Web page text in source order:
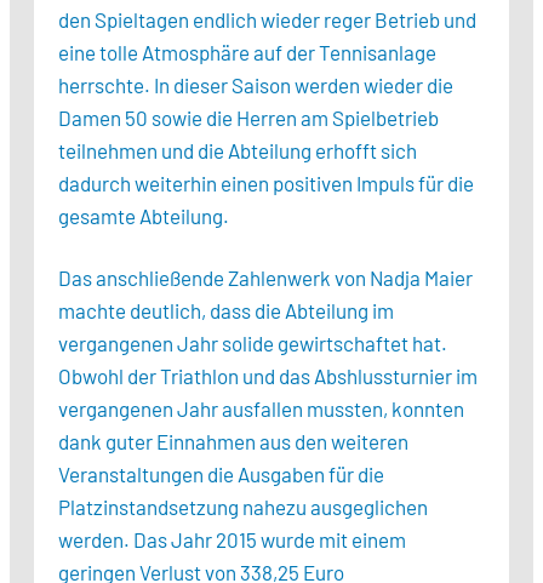
den Spieltagen endlich wieder reger Betrieb und
eine tolle Atmosphäre auf der Tennisanlage
herrschte. In dieser Saison werden wieder die
Damen 50 sowie die Herren am Spielbetrieb
teilnehmen und die Abteilung erhofft sich
dadurch weiterhin einen positiven Impuls für die
gesamte Abteilung.
Das anschließende Zahlenwerk von Nadja Maier
machte deutlich, dass die Abteilung im
vergangenen Jahr solide gewirtschaftet hat.
Obwohl der Triathlon und das Abshlussturnier im
vergangenen Jahr ausfallen mussten, konnten
dank guter Einnahmen aus den weiteren
Veranstaltungen die Ausgaben für die
Platzinstandsetzung nahezu ausgeglichen
werden. Das Jahr 2015 wurde mit einem
geringen Verlust von 338,25 Euro